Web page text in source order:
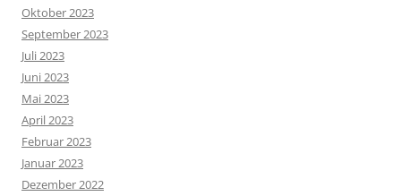
Oktober 2023
September 2023
Juli 2023
Juni 2023
Mai 2023
April 2023
Februar 2023
Januar 2023
Dezember 2022